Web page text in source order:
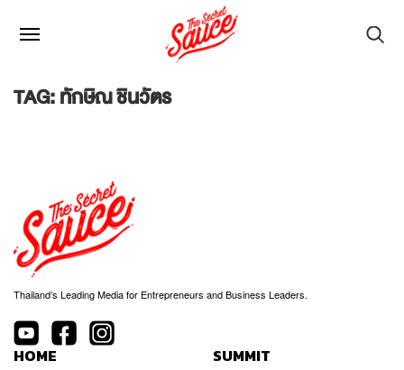
TAG: ทักษิณ ชินวัตร
Thailand’s Leading Media for Entrepreneurs and Business Leaders.
HOME
SUMMIT